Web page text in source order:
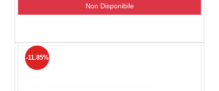
Non Disponibile
-11.85%